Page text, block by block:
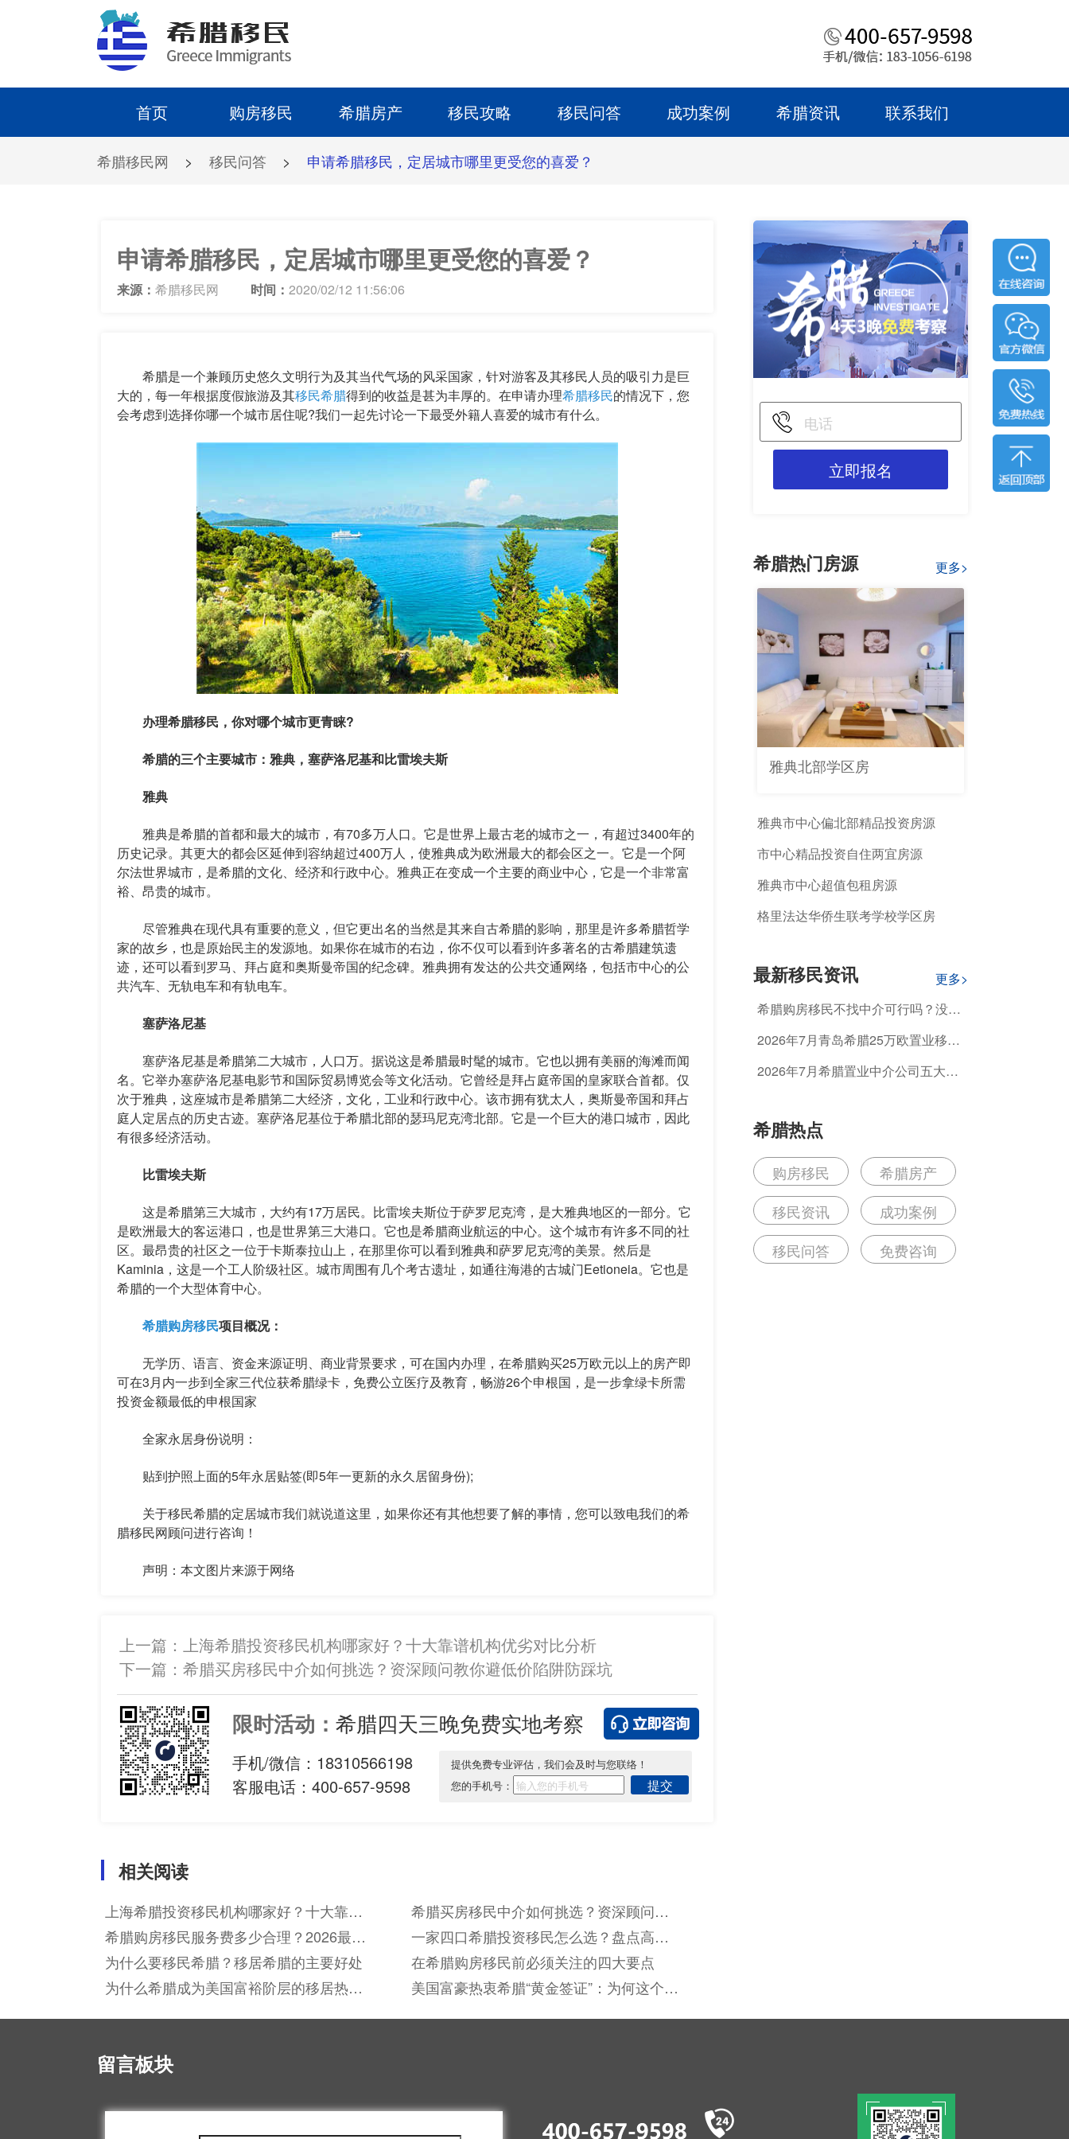
首页 购房移民 希腊房产 移民攻略 移民问答 成功案例 希腊资讯 联系我们
希腊移民网 > 移民问答 > 申请希腊移民，定居城市哪里更受您的喜爱？
申请希腊移民，定居城市哪里更受您的喜爱？
来源： 希腊移民网 时间： 2020/02/12 11:56:06
希腊是一个兼顾历史悠久文明行为及其当代气场的风采国家，针对游客及其移民人员的吸引力是巨
大的，每一年根据度假旅游及其移民希腊得到的收益是甚为丰厚的。在申请办理希腊移民的情况下，您
会考虑到选择你哪一个城市居住呢?我们一起先讨论一下最受外籍人喜爱的城市有什么。
办理希腊移民，你对哪个城市更青睐?
希腊的三个主要城市：雅典，塞萨洛尼基和比雷埃夫斯
雅典
雅典是希腊的首都和最大的城市，有70多万人口。它是世界上最古老的城市之一，有超过3400年的
历史记录。其更大的都会区延伸到容纳超过400万人，使雅典成为欧洲最大的都会区之一。它是一个阿
尔法世界城市，是希腊的文化、经济和行政中心。雅典正在变成一个主要的商业中心，它是一个非常富
裕、昂贵的城市。
尽管雅典在现代具有重要的意义，但它更出名的当然是其来自古希腊的影响，那里是许多希腊哲学
家的故乡，也是原始民主的发源地。如果你在城市的右边，你不仅可以看到许多著名的古希腊建筑遗
迹，还可以看到罗马、拜占庭和奥斯曼帝国的纪念碑。雅典拥有发达的公共交通网络，包括市中心的公
共汽车、无轨电车和有轨电车。
塞萨洛尼基
塞萨洛尼基是希腊第二大城市，人口万。据说这是希腊最时髦的城市。它也以拥有美丽的海滩而闻
名。它举办塞萨洛尼基电影节和国际贸易博览会等文化活动。它曾经是拜占庭帝国的皇家联合首都。仅
次于雅典，这座城市是希腊第二大经济，文化，工业和行政中心。该市拥有犹太人，奥斯曼帝国和拜占
庭人定居点的历史古迹。塞萨洛尼基位于希腊北部的瑟玛尼克湾北部。它是一个巨大的港口城市，因此
有很多经济活动。
比雷埃夫斯
这是希腊第三大城市，大约有17万居民。比雷埃夫斯位于萨罗尼克湾，是大雅典地区的一部分。它
是欧洲最大的客运港口，也是世界第三大港口。它也是希腊商业航运的中心。这个城市有许多不同的社
区。最昂贵的社区之一位于卡斯泰拉山上，在那里你可以看到雅典和萨罗尼克湾的美景。然后是
Kaminia，这是一个工人阶级社区。城市周围有几个考古遗址，如通往海港的古城门Eetioneia。它也是
希腊的一个大型体育中心。
希腊购房移民项目概况：
无学历、语言、资金来源证明、商业背景要求，可在国内办理，在希腊购买25万欧元以上的房产即
可在3月内一步到全家三代位获希腊绿卡，免费公立医疗及教育，畅游26个申根国，是一步拿绿卡所需
投资金额最低的申根国家
全家永居身份说明：
贴到护照上面的5年永居贴签(即5年一更新的永久居留身份);
关于移民希腊的定居城市我们就说道这里，如果你还有其他想要了解的事情，您可以致电我们的希
腊移民网顾问进行咨询！
声明：本文图片来源于网络
上一篇： 上海希腊投资移民机构哪家好？十大靠谱机构优劣对比分析
下一篇： 希腊买房移民中介如何挑选？资深顾问教你避低价陷阱防踩坑
限时活动： 希腊四天三晚免费实地考察
手机/微信： 18310566198
客服电话：400-657-9598
提供免费专业评估，我们会及时与您联络！
您的手机号：
提交
相关阅读
上海希腊投资移民机构哪家好？十大靠谱
机构优劣对比分析
希腊买房移民中介如何挑选？资深顾问教
你避低价陷阱防踩坑
希腊购房移民服务费多少合理？2026最新
收费标准全解析
一家四口希腊投资移民怎么选？盘点高性
价比正规优质机构
为什么要移民希腊？移居希腊的主要好处
在希腊购房移民前必须关注的四大要点
为什么希腊成为美国富裕阶层的移居热
美国富豪热衷希腊“黄金签证”：为何这个地
立即报名
希腊热门房源 更多>
雅典北部学区房
雅典市中心偏北部精品投资房源
市中心精品投资自住两宜房源
雅典市中心超值包租房源
格里法达华侨生联考学校学区房
最新移民资讯
更多>
希腊购房移民不找中介可行吗？没有
2026年7月青岛希腊25万欧置业移
的坑？
2026年7月希腊置业中介公司五大排
希腊热点
购房移民
希腊房产
移民资讯
成功案例
移民问答
免费咨询
留言板块